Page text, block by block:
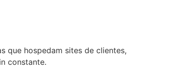
que hospedam sites de clientes,
constante.